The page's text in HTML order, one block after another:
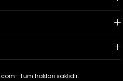
Tüm hakları saklıdır.